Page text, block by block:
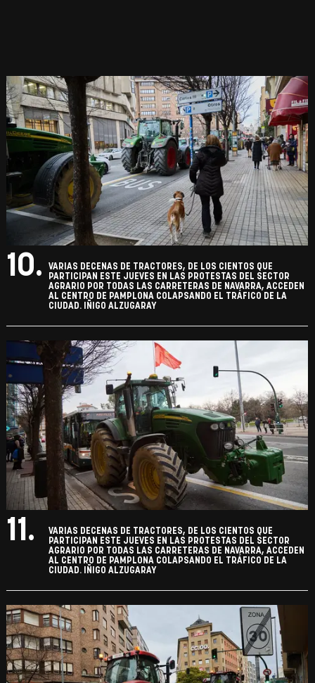
10.
VARIAS DECENAS DE TRACTORES, DE LOS CIENTOS QUE
PARTICIPAN ESTE JUEVES EN LAS PROTESTAS DEL SECTOR
AGRARIO POR TODAS LAS CARRETERAS DE NAVARRA, ACCEDEN
AL CENTRO DE PAMPLONA COLAPSANDO EL TRÁFICO DE LA
CIUDAD. IÑIGO ALZUGARAY
11.
VARIAS DECENAS DE TRACTORES, DE LOS CIENTOS QUE
PARTICIPAN ESTE JUEVES EN LAS PROTESTAS DEL SECTOR
AGRARIO POR TODAS LAS CARRETERAS DE NAVARRA, ACCEDEN
AL CENTRO DE PAMPLONA COLAPSANDO EL TRÁFICO DE LA
CIUDAD. IÑIGO ALZUGARAY